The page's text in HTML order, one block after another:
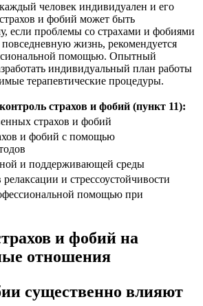
человек индивидуален и его
и фобий может быть
если проблемы со страхами и фобиями
повседневную жизнь, рекомендуется
помощью. Опытный
индивидуальный план работы
терапевтические процедуры.
страхов и фобий (пункт 11):
страхов и фобий
и фобий с помощью
и поддерживающей среды
и стрессоустойчивости
помощью при
и фобий на
отношения
существенно влияют